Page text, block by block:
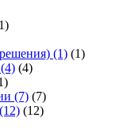
(1) (1)
(4) (4)
(7) (7)
(12) (12)